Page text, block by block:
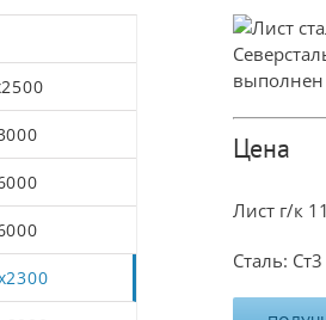
выполнен
Цена
Лист г/к
Сталь: Ст3